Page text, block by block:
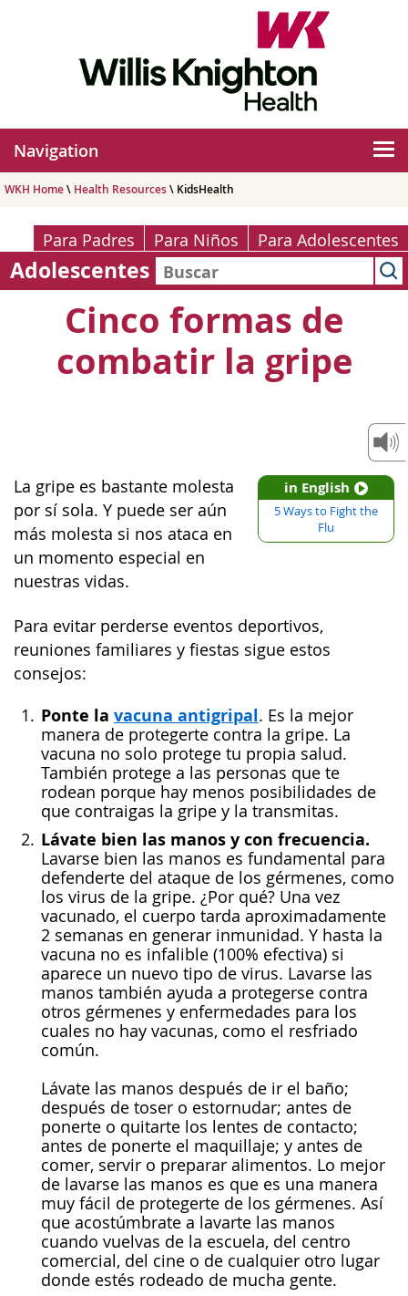
Navigation
WKH Home\ Health Resources\ KidsHealth
Para Padres Para Niños Para Adolescentes
Adolescentes
Cinco formas de
combatir la gripe
in English
5 Ways to Fight the
Flu
La gripe es bastante molesta
por sí sola. Y puede ser aún
más molesta si nos ataca en
un momento especial en
nuestras vidas.
Para evitar perderse eventos deportivos,
reuniones familiares y fiestas sigue estos
consejos:
Ponte la vacuna antigripal. Es la mejor
manera de protegerte contra la gripe. La
vacuna no solo protege tu propia salud.
También protege a las personas que te
rodean porque hay menos posibilidades de
que contraigas la gripe y la transmitas.
Lávate bien las manos y con frecuencia.
Lavarse bien las manos es fundamental para
defenderte del ataque de los gérmenes, como
los virus de la gripe. ¿Por qué? Una vez
vacunado, el cuerpo tarda aproximadamente
2 semanas en generar inmunidad. Y hasta la
vacuna no es infalible (100% efectiva) si
aparece un nuevo tipo de virus. Lavarse las
manos también ayuda a protegerse contra
otros gérmenes y enfermedades para los
cuales no hay vacunas, como el resfriado
común.
Lávate las manos después de ir el baño;
después de toser o estornudar; antes de
ponerte o quitarte los lentes de contacto;
antes de ponerte el maquillaje; y antes de
comer, servir o preparar alimentos. Lo mejor
de lavarse las manos es que es una manera
muy fácil de protegerte de los gérmenes. Así
que acostúmbrate a lavarte las manos
cuando vuelvas de la escuela, del centro
comercial, del cine o de cualquier otro lugar
donde estés rodeado de mucha gente.